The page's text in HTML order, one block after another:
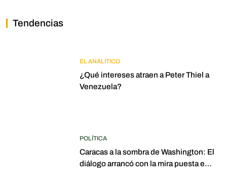
Tendencias
EL ANALÍTICO
¿Qué intereses atraen a Peter Thiel a
Venezuela?
POLÍTICA
Caracas a la sombra de Washington: El
diálogo arrancó con la mira puesta en